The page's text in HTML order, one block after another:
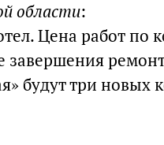
области:
Цена работ по
завершения
будут три новых